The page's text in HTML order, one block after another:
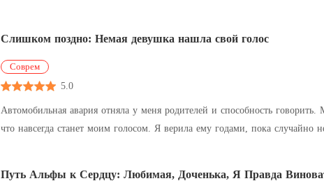
Слишком поздно: Немая девушка нашла свой голос
Соврем
5.0
Автомобильная авария отняла у меня родителей и способность
что навсегда станет моим голосом. Я верила ему годами, пока случайно не услышала, как он смеется надо мной со своими друзьями. «Все
Путь Альфы к Сердцу: Любимая, Доченька, Я Правда